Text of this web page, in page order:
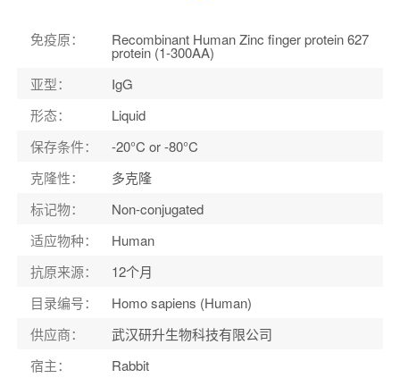
免疫原： Recombinant Human Zinc finger protein 627
protein (1-300AA)
亚型：
IgG
形态：
Liquid
保存条件：
-20°C or -80°C
克隆性：
多克隆
标记物：
Non-conjugated
适应物种：
Human
抗原来源：
12个月
目录编号：
Homo sapiens (Human)
供应商：
武汉研升生物科技有限公司
宿主：
Rabbit